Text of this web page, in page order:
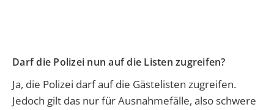
Darf die Polizei nun auf die Listen zugreifen?
Ja, die Polizei darf auf die Gästelisten zugreifen.
Jedoch gilt das nur für Ausnahmefälle, also schwere